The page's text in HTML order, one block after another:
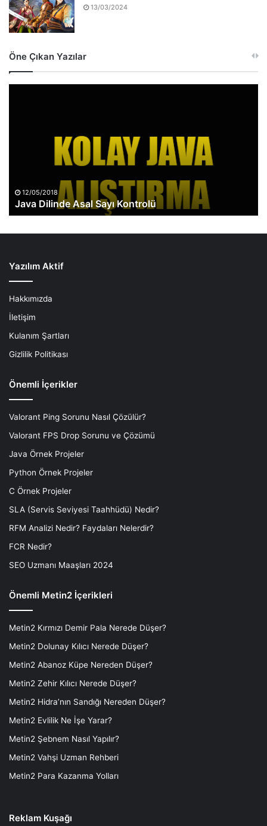
13/03/2024
Öne Çıkan Yazılar
12/05/2018
Java Dilinde Asal Sayı Kontrolü
Yazılım Aktif
Hakkımızda
İletişim
Kulanım Şartları
Gizlilik Politikası
Önemli İçerikler
Valorant Ping Sorunu Nasıl Çözülür?
Valorant FPS Drop Sorunu ve Çözümü
Java Örnek Projeler
Python Örnek Projeler
C Örnek Projeler
SLA (Servis Seviyesi Taahhüdü) Nedir?
RFM Analizi Nedir? Faydaları Nelerdir?
FCR Nedir?
SEO Uzmanı Maaşları 2024
Önemli Metin2 İçerikleri
Metin2 Kırmızı Demir Pala Nerede Düşer?
Metin2 Dolunay Kılıcı Nerede Düşer?
Metin2 Abanoz Küpe Nereden Düşer?
Metin2 Zehir Kılıcı Nerede Düşer?
Metin2 Hidra’nın Sandığı Nereden Düşer?
Metin2 Evlilik Ne İşe Yarar?
Metin2 Şebnem Nasıl Yapılır?
Metin2 Vahşi Uzman Rehberi
Metin2 Para Kazanma Yolları
Reklam Kuşağı